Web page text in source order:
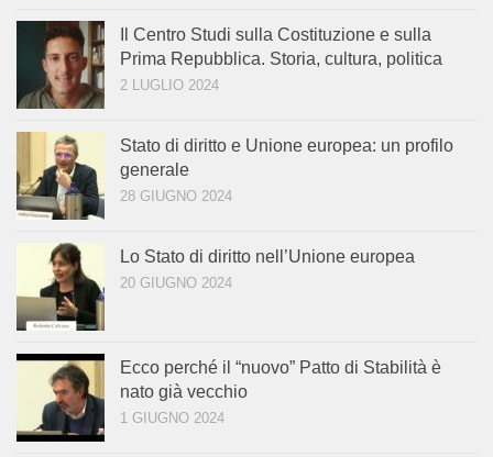
Il Centro Studi sulla Costituzione e sulla
Prima Repubblica. Storia, cultura, politica
2 LUGLIO 2024
Stato di diritto e Unione europea: un profilo
generale
28 GIUGNO 2024
Lo Stato di diritto nell’Unione europea
20 GIUGNO 2024
Ecco perché il “nuovo” Patto di Stabilità è
nato già vecchio
1 GIUGNO 2024